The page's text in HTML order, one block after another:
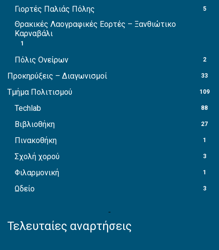
Γιορτές Παλιάς Πόλης 5
Θρακικές Λαογραφικές Εορτές – Ξανθιώτικο
Καρναβάλι
1
Πόλις Ονείρων 2
Προκηρύξεις – Διαγωνισμοί 33
Τμήμα Πολιτισμού 109
Techlab 88
Βιβλιοθήκη 27
Πινακοθήκη 1
Σχολή χορού 3
Φιλαρμονική 1
Ωδείο 3
Τελευταίες αναρτήσεις